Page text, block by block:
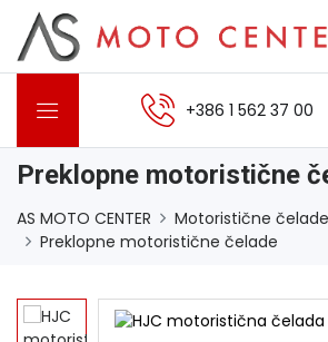
+386 1 562 37 00
Preklopne motoristične
AS MOTO CENTER
Motoristične čelade
Preklopne motoristične čelade